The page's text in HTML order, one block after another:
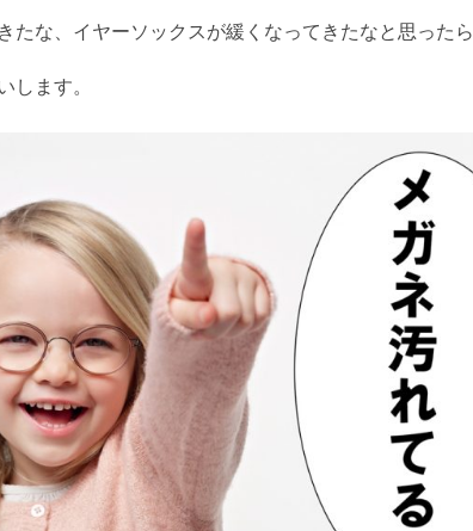
たな、イヤーソックスが緩くなってきたなと思ったら
します。